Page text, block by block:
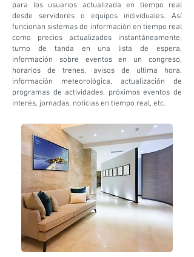
para los usuarios actualizada en tiempo real
desde servidores o equipos individuales. Así
funcionan sistemas de información en tiempo real
como precios actualizados instantáneamente,
turno de tanda en una lista de espera,
información sobre eventos en un congreso,
horarios de trenes, avisos de ultima hora,
información meteorológica, actualización de
programas de actividades, próximos eventos de
interés, jornadas, noticias en tiempo real, etc.